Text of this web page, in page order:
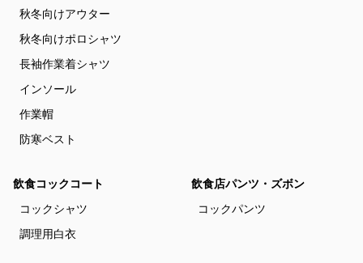
秋冬向けアウター
秋冬向けポロシャツ
長袖作業着シャツ
インソール
作業帽
防寒ベスト
飲食コックコート
コックシャツ
調理用白衣
飲食店パンツ・ズボン
コックパンツ